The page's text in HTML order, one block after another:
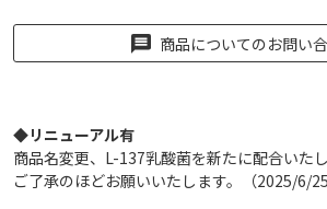
商品についてのお問い
◆リニューアル有
商品名変更、L-137乳酸菌を新たに配合いた
ご了承のほどお願いいたします。（2025/6/25